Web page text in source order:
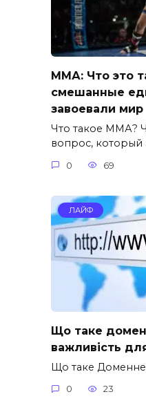
ММА: Что это
смешанные
завоевали мир
Что такое ММА?
вопрос, который
0 69
ЛАЙФ
Що таке
важливість
Що таке Доменне
0 23